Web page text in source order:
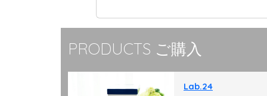
PRODUCTS ご購入
Lab.24